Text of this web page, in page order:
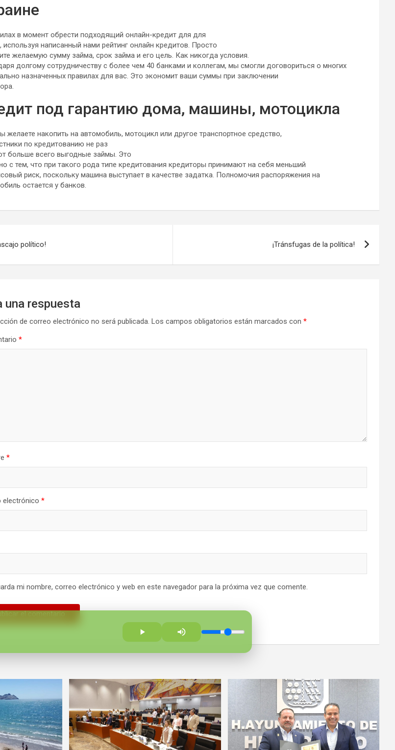
в момент обрести подходящий онлайн-кредит для для
используя написанный нами рейтинг онлайн кредитов. Просто
желаемую сумму займа, срок займа и его цель. Как никогда условия.
долгому сотрудничеству с более чем 40 банками и коллегам, мы смогли договориться о многих
назначенных правилах для вас. Это экономит ваши суммы при заключении
под гарантию дома, машины, мотоцикла
желаете накопить на автомобиль, мотоцикл или другое транспортное средство,
по кредитованию не раз
больше всего выгодные займы. Это
с тем, что при такого рода типе кредитования кредиторы принимают на себя меньший
риск, поскольку машина выступает в качестве задатка. Полномочия распоряжения на
остается у банков.
político! ¡Tránsfugas de la política!
una respuesta
de correo electrónico no será publicada. Los campos obligatorios están marcados con *
*
*
electrónico *
mi nombre, correo electrónico y web en este navegador para la próxima vez que comente.